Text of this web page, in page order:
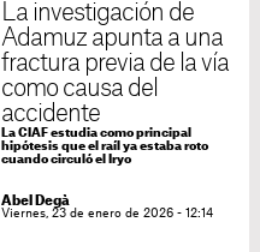
La investigación de
Adamuz apunta a una
fractura previa de la vía
como causa del
accidente
La CIAF estudia como principal
hipótesis que el raíl ya estaba roto
cuando circuló el Iryo
Abel Degà
Viernes, 23 de enero de 2026 - 12:14